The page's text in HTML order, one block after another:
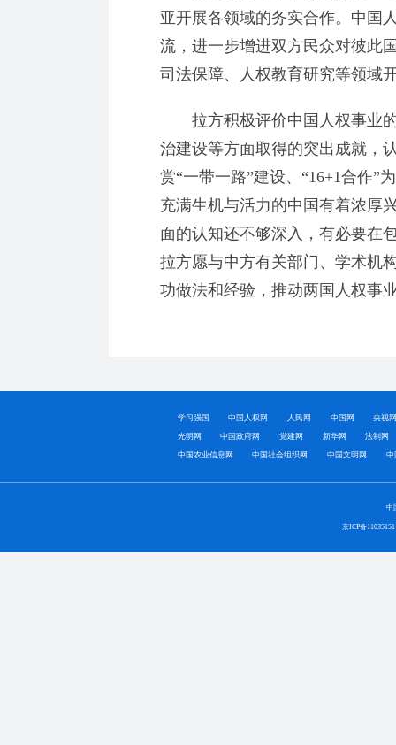
亚开展各领域的务实合作。中国
流，进一步增进双方民众对彼此
司法保障、人权教育研究等领域
拉方积极评价中国人权事业的
治建设等方面取得的突出成就，
赏“一带一路”建设、“16+1合作”
充满生机与活力的中国有着浓厚
面的认知还不够深入，有必要在
拉方愿与中方有关部门、学术机
功做法和经验，推动两国人权事
学习强国 中国人权网 人民网 中国网 央视
光明网 中国政府网 党建网 新华网 法制网
中国农业信息网 中国社会组织网 中国文明网 中
中
京ICP备